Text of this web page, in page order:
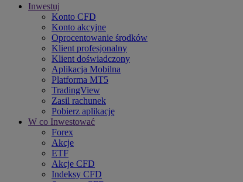
Inwestuj
Konto CFD
Konto akcyjne
Oprocentowanie środków
Klient profesjonalny
Klient doświadczony
Aplikacja Mobilna
Platforma MT5
TradingView
Zasil rachunek
Pobierz aplikację
W co Inwestować
Forex
Akcje
ETF
Akcje CFD
Indeksy CFD